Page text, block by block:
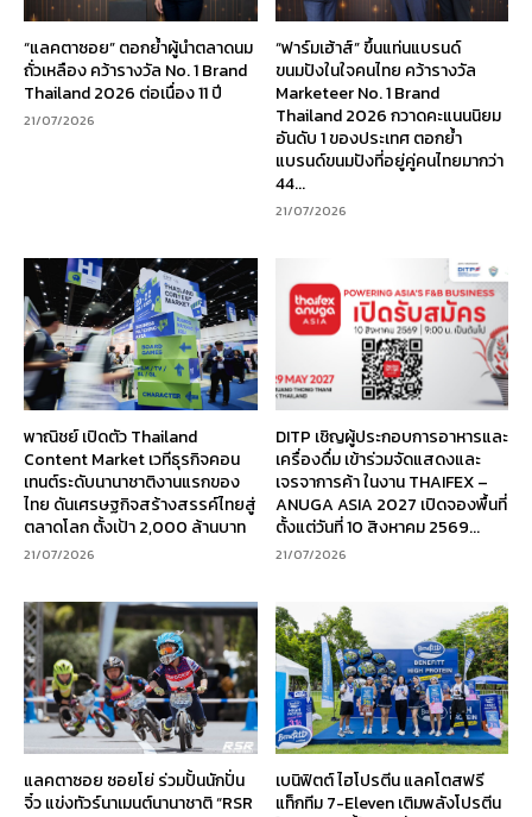
“แลคตาซอย” ตอกย้ำผู้นำตลาดนม
ถั่วเหลือง คว้ารางวัล No. 1 Brand
Thailand 2026 ต่อเนื่อง 11 ปี
21/07/2026
“ฟาร์มเฮ้าส์” ขึ้นแท่นแบรนด์
ขนมปังในใจคนไทย คว้ารางวัล
Marketeer No. 1 Brand
Thailand 2026 กวาดคะแนนนิยม
อันดับ 1 ของประเทศ ตอกย้ำ
แบรนด์ขนมปังที่อยู่คู่คนไทยมากว่า
44...
21/07/2026
พาณิชย์ เปิดตัว Thailand
Content Market เวทีธุรกิจคอน
เทนต์ระดับนานาชาติงานแรกของ
ไทย ดันเศรษฐกิจสร้างสรรค์ไทยสู่
ตลาดโลก ตั้งเป้า 2,000 ล้านบาท
21/07/2026
DITP เชิญผู้ประกอบการอาหารและ
เครื่องดื่ม เข้าร่วมจัดแสดงและ
เจรจาการค้า ในงาน THAIFEX –
ANUGA ASIA 2027 เปิดจองพื้นที่
ตั้งแต่วันที่ 10 สิงหาคม 2569...
21/07/2026
แลคตาซอย ซอยโย่ ร่วมปั้นนักปั่น
จิ๋ว แข่งทัวร์นาเมนต์นานาชาติ “RSR
เบนิฟิตต์ ไฮโปรตีน แลคโตสฟรี
แท็กทีม 7-Eleven เติมพลังโปรตีน